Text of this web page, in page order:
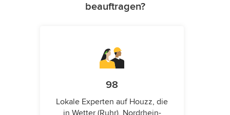
beauftragen?
98
Lokale Experten auf Houzz, die